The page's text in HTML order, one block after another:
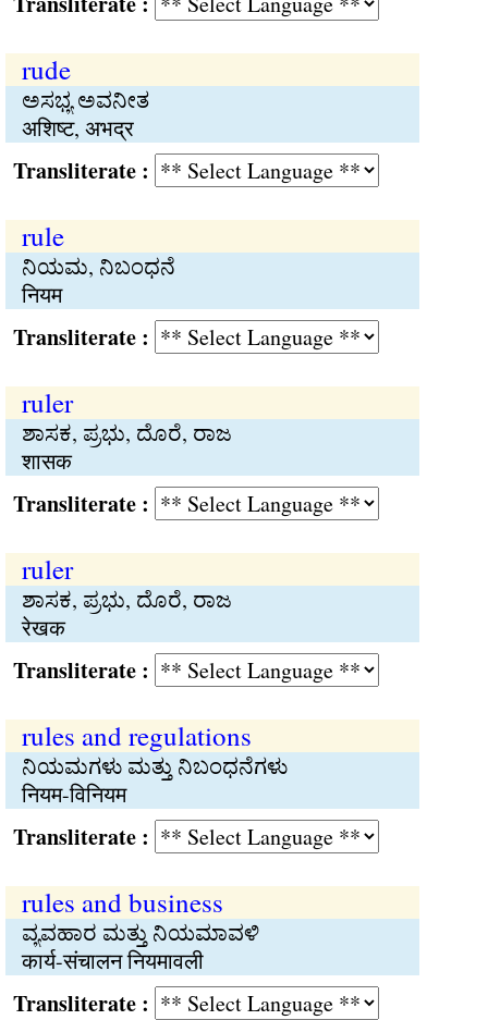
rude
ಅಸಭ್ಯ ಅವನೀತ
अशिष्ट, अभद्र
:
rule
ನಿಯಮ, ನಿಬಂಧನೆ
नियम
:
ruler
ಶಾಸಕ, ಪ್ರಭು, ದೊರೆ, ರಾಜ
शासक
:
ruler
ಶಾಸಕ, ಪ್ರಭು, ದೊರೆ, ರಾಜ
रेखक
:
rules and regulations
ನಿಯಮಗಳು ಮತ್ತು ನಿಬಂಧನೆಗಳು
नियम-विनियम
:
rules and business
ವ್ಯವಹಾರ ಮತ್ತು ನಿಯಮಾವಳಿ
कार्य-संचालन नियमावली
: